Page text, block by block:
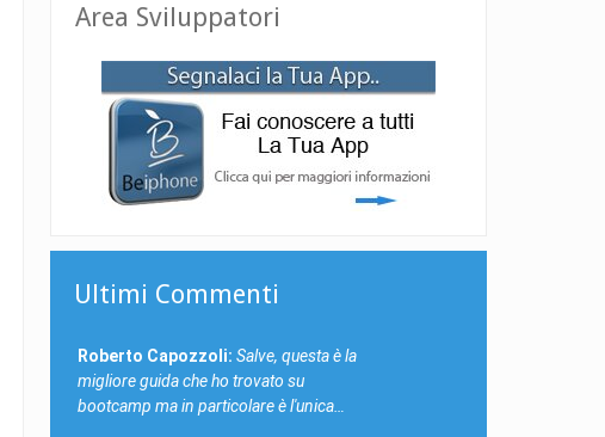
Area Sviluppatori
Ultimi Commenti
Roberto Capozzoli: Salve, questa è la
migliore guida che ho trovato su
bootcamp ma in particolare è l'unica…